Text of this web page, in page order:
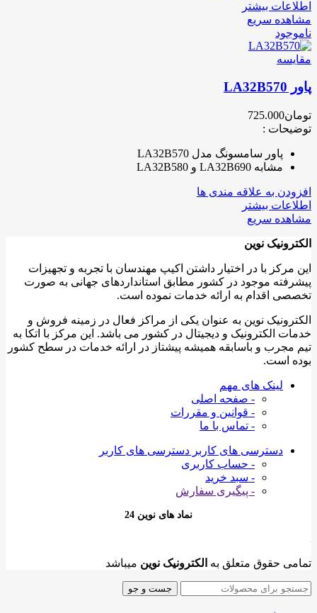
اطلاعات بیشتر
مشاهده سریع
ناموجود
مقایسه
پاور LA32B570
تومان725.000
توضیحات :
پاور سامسونگ مدل LA32B570
مشابه LA32B690 و LA32B580
افزودن به علاقه مندی ها
اطلاعات بیشتر
مشاهده سریع
الکترونیک نوین
این مرکز با در اختیار داشتن اکیپ مهندسان با تجربه و تجهیزات
پیشرفته موجود در کشور مطابق استانداردهای جهانی به صورت
تخصصی اقدام به ارائه خدمات نموده است.
الکترونیک نوین به عنوان یکی از مراکز فعال در زمینه فروش و
خدمات الکترونیک و دیجیتال در کشور می باشد. این مرکز با اتکا به
تیم مجرب و باسابقه همیشه پیشتاز در ارائه خدمات در سطح کشور
بوده است.
لینک های مهم
- صفحه اصلی
- قوانین و مقررات
- تماس با ما
دسترسی های کاربر دسترسی های کاربر
- حساب کاربری
- سبد خرید
- پیگیری سفارش
نماد های نوین 24
تمامی حقوق متعلق به الکترونیک نوین میباشد
جست و جو